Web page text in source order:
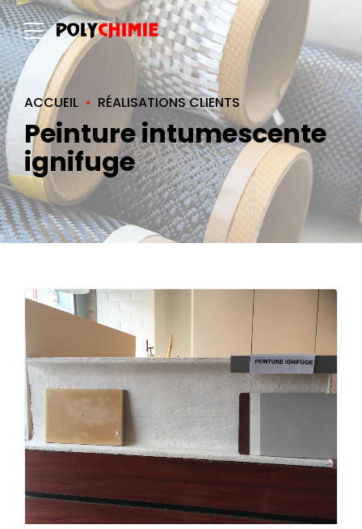
ACCUEIL RÉALISATIONS CLIENTS
Peinture intumescente
ignifuge